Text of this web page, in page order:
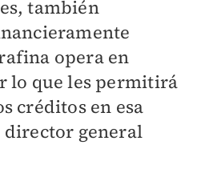
también
opera en
lo que les permitirá
créditos en esa
director general